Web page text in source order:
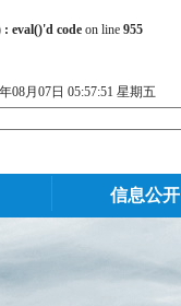
eval()'d code on line 955
08月07日 05:57:51 星期五
信息公开